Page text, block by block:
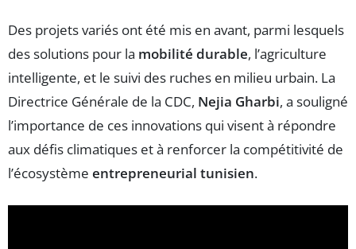
Des projets variés ont été mis en avant, parmi lesquels
des solutions pour la mobilité durable, l’agriculture
intelligente, et le suivi des ruches en milieu urbain. La
Directrice Générale de la CDC, Nejia Gharbi, a souligné
l’importance de ces innovations qui visent à répondre
aux défis climatiques et à renforcer la compétitivité de
l’écosystème entrepreneurial tunisien.